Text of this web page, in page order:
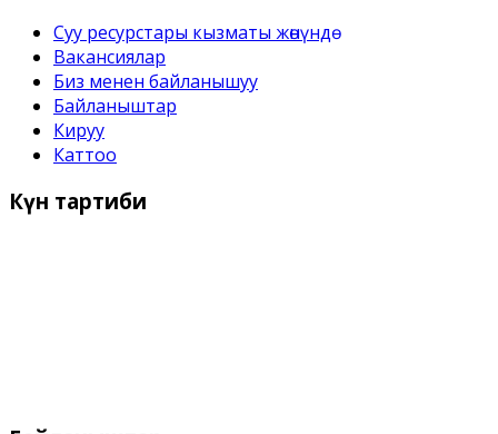
Суу ресурстары кызматы жѳнүндѳ
Вакансиялар
Биз менен байланышуу
Байланыштар
Кируу
Каттоо
Күн тартиби